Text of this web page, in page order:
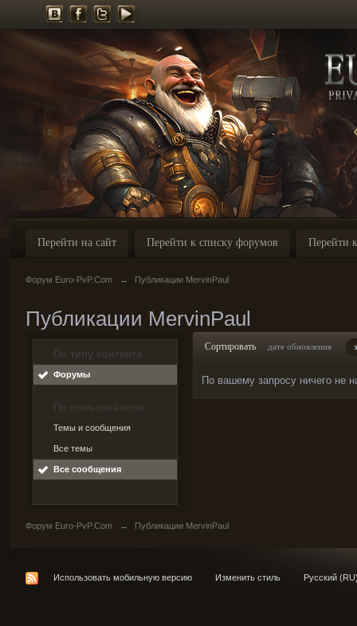
Перейти на сайт Перейти к списку форумов Перейти
Форум Euro-PvP.Com → Публикации MervinPaul
Публикации MervinPaul
По типу контента
Форумы
По пользователю
Темы и сообщения
Все темы
Все сообщения
Сортировать дате обновления
По вашему запросу ничего не
Форум Euro-PvP.Com → Публикации MervinPaul
Использовать мобильную версию Изменить стиль Русский